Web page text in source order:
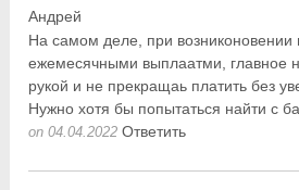
Андрей
На самом деле, при возниконовении
ежемесячными выплаатми, главное
рукой и не прекращаь платить без
Нужно хотя бы попытаться найти с
on 04.04.2022 Ответить